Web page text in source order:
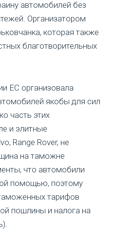
автомобилей без
Организатором
которая также
благотворительных
ЕС организовала
якобы для сил
часть этих
и элитные
Range Rover, не
на таможне
что автомобили
помощью, поэтому
тарифов
пошлины и налога на